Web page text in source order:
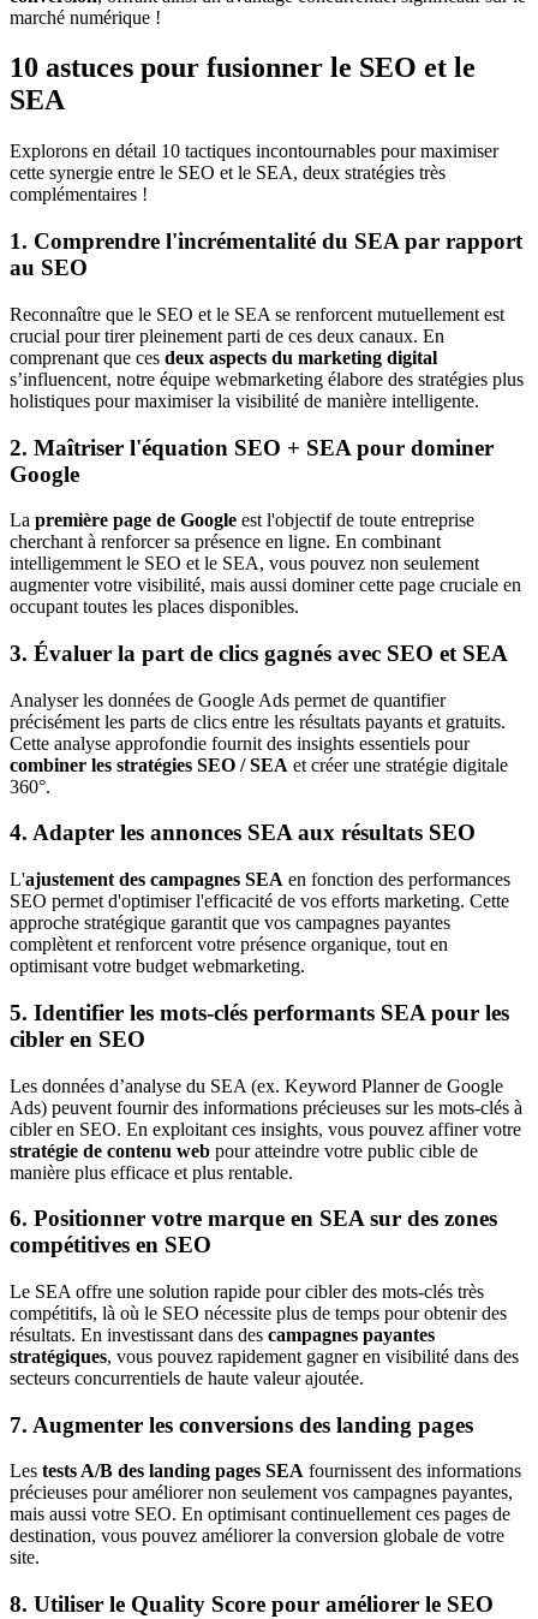
marché numérique !
10 astuces pour fusionner le SEO et le
SEA
Explorons en détail 10 tactiques incontournables pour maximiser
cette synergie entre le SEO et le SEA, deux stratégies très
complémentaires !
1. Comprendre l'incrémentalité du SEA par rapport
au SEO
Reconnaître que le SEO et le SEA se renforcent mutuellement est
crucial pour tirer pleinement parti de ces deux canaux. En
comprenant que ces deux aspects du marketing digital
s’influencent, notre équipe webmarketing élabore des stratégies plus
holistiques pour maximiser la visibilité de manière intelligente.
2. Maîtriser l'équation SEO + SEA pour dominer
Google
La première page de Google est l'objectif de toute entreprise
cherchant à renforcer sa présence en ligne. En combinant
intelligemment le SEO et le SEA, vous pouvez non seulement
augmenter votre visibilité, mais aussi dominer cette page cruciale en
occupant toutes les places disponibles.
3. Évaluer la part de clics gagnés avec SEO et SEA
Analyser les données de Google Ads permet de quantifier
précisément les parts de clics entre les résultats payants et gratuits.
Cette analyse approfondie fournit des insights essentiels pour
combiner les stratégies SEO / SEA et créer une stratégie digitale
360°.
4. Adapter les annonces SEA aux résultats SEO
L'ajustement des campagnes SEA en fonction des performances
SEO permet d'optimiser l'efficacité de vos efforts marketing. Cette
approche stratégique garantit que vos campagnes payantes
complètent et renforcent votre présence organique, tout en
optimisant votre budget webmarketing.
5. Identifier les mots-clés performants SEA pour les
cibler en SEO
Les données d’analyse du SEA (ex. Keyword Planner de Google
Ads) peuvent fournir des informations précieuses sur les mots-clés à
cibler en SEO. En exploitant ces insights, vous pouvez affiner votre
stratégie de contenu web pour atteindre votre public cible de
manière plus efficace et plus rentable.
6. Positionner votre marque en SEA sur des zones
compétitives en SEO
Le SEA offre une solution rapide pour cibler des mots-clés très
compétitifs, là où le SEO nécessite plus de temps pour obtenir des
résultats. En investissant dans des campagnes payantes
stratégiques, vous pouvez rapidement gagner en visibilité dans des
secteurs concurrentiels de haute valeur ajoutée.
7. Augmenter les conversions des landing pages
Les tests A/B des landing pages SEA fournissent des informations
précieuses pour améliorer non seulement vos campagnes payantes,
mais aussi votre SEO. En optimisant continuellement ces pages de
destination, vous pouvez améliorer la conversion globale de votre
site.
8. Utiliser le Quality Score pour améliorer le SEO